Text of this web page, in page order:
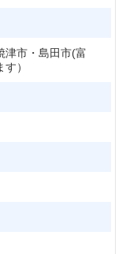
津市・島田市(富
）